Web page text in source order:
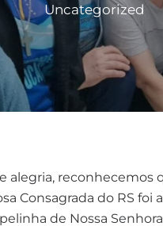
Uncategorized
alegria, reconhecemos
Consagrada do RS foi
de Nossa